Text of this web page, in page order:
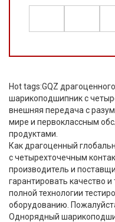
Hot tags:GQZ
шарикоподшипник с
внешняя передача с
мире и первоклассным
продуктами.
Как драгоценный
с четырехточечным
производитель и
гарантировать качество
полной технологии
оборудованию.
Однорядный